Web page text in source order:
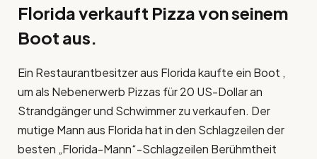
Florida verkauft Pizza von seinem
Boot aus.
Ein Restaurantbesitzer aus Florida kaufte ein Boot ,
um als Nebenerwerb Pizzas für 20 US-Dollar an
Strandgänger und Schwimmer zu verkaufen. Der
mutige Mann aus Florida hat in den Schlagzeilen der
besten „Florida-Mann“-Schlagzeilen Berühmtheit